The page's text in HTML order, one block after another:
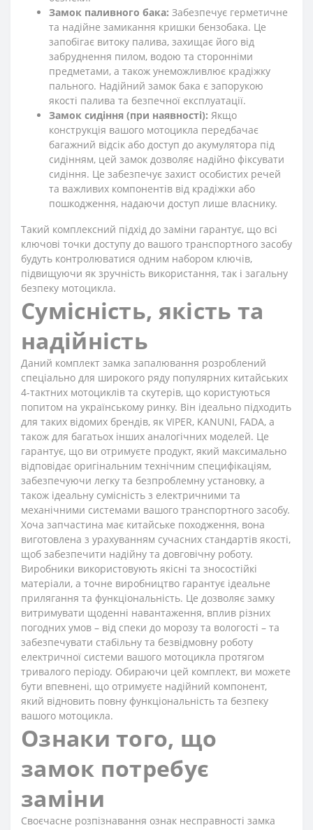
Замок паливного бака: Забезпечує герметичне
та надійне замикання кришки бензобака. Це
запобігає витоку палива, захищає його від
забруднення пилом, водою та сторонніми
предметами, а також унеможливлює крадіжку
пального. Надійний замок бака є запорукою
якості палива та безпечної експлуатації.
Замок сидіння (при наявності): Якщо
конструкція вашого мотоцикла передбачає
багажний відсік або доступ до акумулятора під
сидінням, цей замок дозволяє надійно фіксувати
сидіння. Це забезпечує захист особистих речей
та важливих компонентів від крадіжки або
пошкодження, надаючи доступ лише власнику.
Такий комплексний підхід до заміни гарантує, що всі
ключові точки доступу до вашого транспортного засобу
будуть контролюватися одним набором ключів,
підвищуючи як зручність використання, так і загальну
безпеку мотоцикла.
Сумісність, якість та
надійність
Даний комплект замка запалювання розроблений
спеціально для широкого ряду популярних китайських
4-тактних мотоциклів та скутерів, що користуються
попитом на українському ринку. Він ідеально підходить
для таких відомих брендів, як VIPER, KANUNI, FADA, а
також для багатьох інших аналогічних моделей. Це
гарантує, що ви отримуєте продукт, який максимально
відповідає оригінальним технічним специфікаціям,
забезпечуючи легку та безпроблемну установку, а
також ідеальну сумісність з електричними та
механічними системами вашого транспортного засобу.
Хоча запчастина має китайське походження, вона
виготовлена з урахуванням сучасних стандартів якості,
щоб забезпечити надійну та довговічну роботу.
Виробники використовують якісні та зносостійкі
матеріали, а точне виробництво гарантує ідеальне
прилягання та функціональність. Це дозволяє замку
витримувати щоденні навантаження, вплив різних
погодних умов – від спеки до морозу та вологості – та
забезпечувати стабільну та безвідмовну роботу
електричної системи вашого мотоцикла протягом
тривалого періоду. Обираючи цей комплект, ви можете
бути впевнені, що отримуєте надійний компонент,
який відновить повну функціональність та безпеку
вашого мотоцикла.
Ознаки того, що
замок потребує
заміни
Своєчасне розпізнавання ознак несправності замка